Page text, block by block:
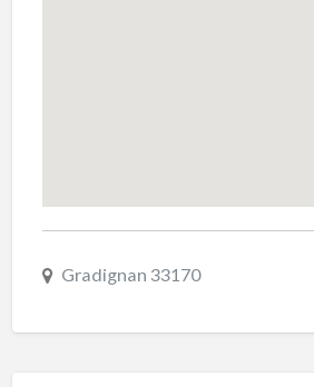
Gradignan 33170